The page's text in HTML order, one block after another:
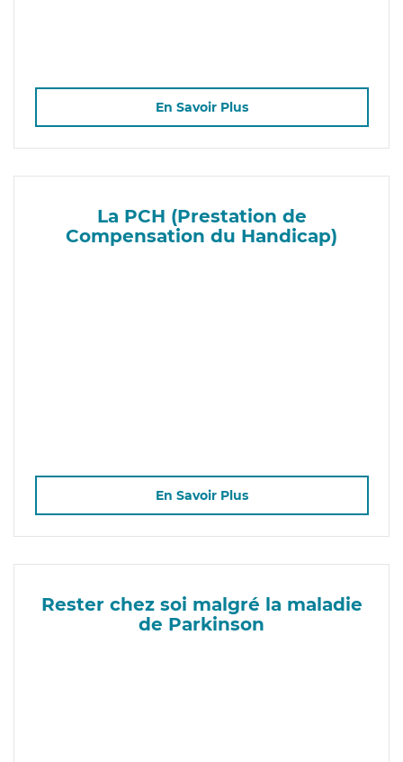
En Savoir Plus
La PCH (Prestation de
Compensation du Handicap)
En Savoir Plus
Rester chez soi malgré la maladie
de Parkinson